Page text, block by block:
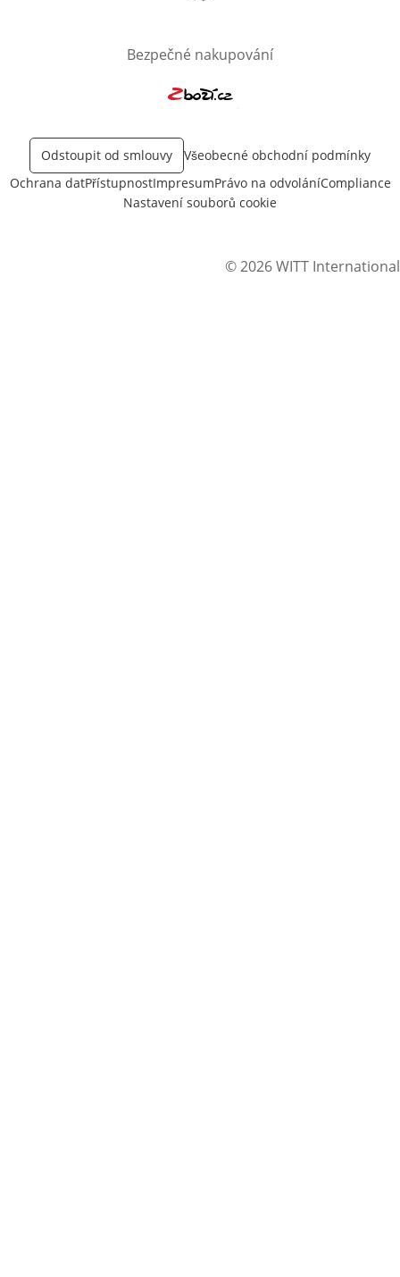
Bezpečné nakupování
Odstoupit od smlouvy
Všeobecné obchodní podmínky
Ochrana datPřístupnostImpresumPrávo na odvoláníCompliance
Nastavení souborů cookie
© 2026 WITT International